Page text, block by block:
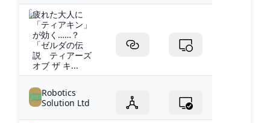
疲れた大人に
「ティアキン」
が効く……？
「ゼルダの伝
説 ティアーズ
オブ ザ キ...
Robotics
Solution Ltd